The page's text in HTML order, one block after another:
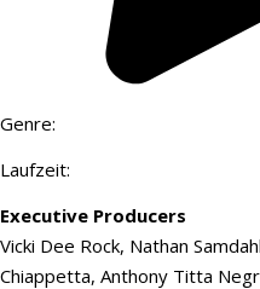
Genre:
Laufzeit:
Executive Producers
Vicki Dee Rock, Nathan
Chiappetta, Anthony Titta